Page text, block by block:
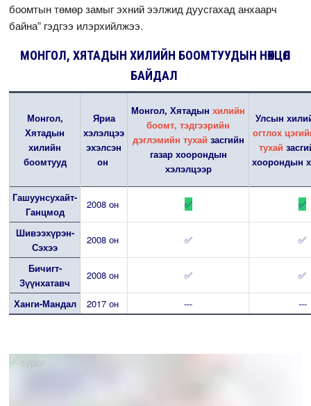
боомтын төмөр замыг эхний ээлжид дуусгахад анхаарч
байна” гэдгээ илэрхийлжээ.
МОНГОЛ, ХЯТАДЫН ХИЛИЙН БООМТУУДЫН НӨХЦӨЛ
БАЙДАЛ
Монгол,
Хятадын
хилийн
боомтууд
Яриа
хэлэлцээ
эхэлсэн
он
Монгол, Хятадынхилийн
боомт, тэдгээрийн
дэглэмийн тухай засгийн
газар хоорондын
хэлэлцээр
Улсын
огтлох
тухай
хоорондын
Гашуунсухайт-
Ганцмод
2008 он ✅ ✅
Шивээхүрэн-
Сэхээ
2008 он ✅ ✅
Бичигт-
Зүүнхатавч
2008 он ✅ ✅
Ханги-Мандал 2017 он --- ---